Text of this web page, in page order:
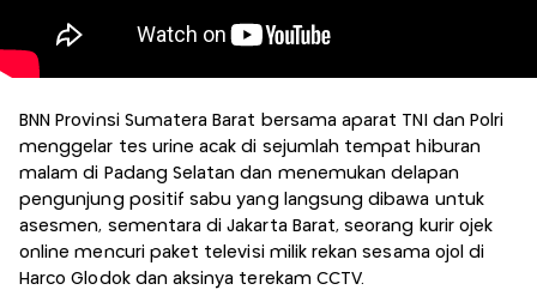
BNN Provinsi Sumatera Barat bersama aparat TNI dan Polri
menggelar tes urine acak di sejumlah tempat hiburan
malam di Padang Selatan dan menemukan delapan
pengunjung positif sabu yang langsung dibawa untuk
asesmen, sementara di Jakarta Barat, seorang kurir ojek
online mencuri paket televisi milik rekan sesama ojol di
Harco Glodok dan aksinya terekam CCTV.